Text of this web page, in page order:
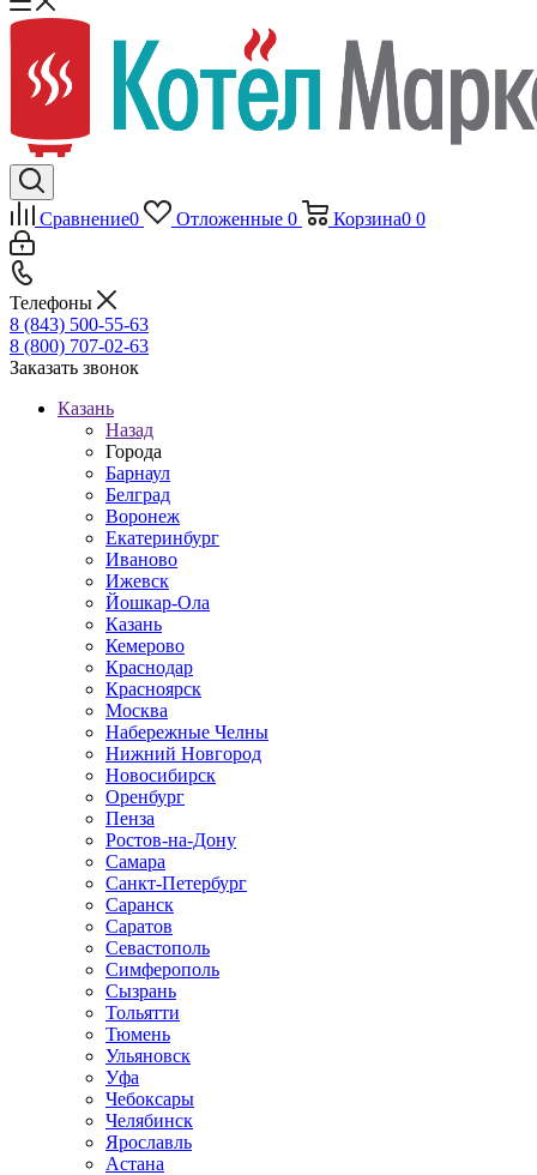
Сравнение0 Отложенные 0 Корзина0 0
Телефоны
8 (843) 500-55-63
8 (800) 707-02-63
Заказать звонок
Казань
Назад
Города
Барнаул
Белград
Воронеж
Екатеринбург
Иваново
Ижевск
Йошкар-Ола
Казань
Кемерово
Краснодар
Красноярск
Москва
Набережные Челны
Нижний Новгород
Новосибирск
Оренбург
Пенза
Ростов-на-Дону
Самара
Санкт-Петербург
Саранск
Саратов
Севастополь
Симферополь
Сызрань
Тольятти
Тюмень
Ульяновск
Уфа
Чебоксары
Челябинск
Ярославль
Астана